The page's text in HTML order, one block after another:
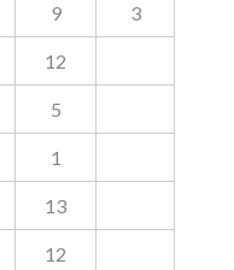
9 3
12
5
1
13
12